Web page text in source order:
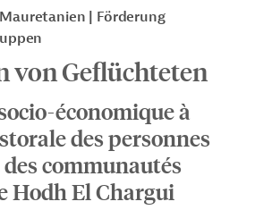
Mauretanien
Förderung
von Geflüchteten
économique à
des personnes
communautés
Hodh El Chargui